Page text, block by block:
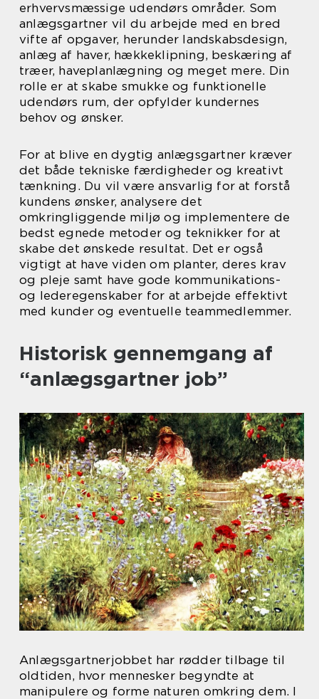
erhvervsmæssige udendørs områder. Som
anlægsgartner vil du arbejde med en bred
vifte af opgaver, herunder landskabsdesign,
anlæg af haver, hækkeklipning, beskæring af
træer, haveplanlægning og meget mere. Din
rolle er at skabe smukke og funktionelle
udendørs rum, der opfylder kundernes
behov og ønsker.
For at blive en dygtig anlægsgartner kræver
det både tekniske færdigheder og kreativt
tænkning. Du vil være ansvarlig for at forstå
kundens ønsker, analysere det
omkringliggende miljø og implementere de
bedst egnede metoder og teknikker for at
skabe det ønskede resultat. Det er også
vigtigt at have viden om planter, deres krav
og pleje samt have gode kommunikations-
og lederegenskaber for at arbejde effektivt
med kunder og eventuelle teammedlemmer.
Historisk gennemgang af
“anlægsgartner job”
Anlægsgartnerjobbet har rødder tilbage til
oldtiden, hvor mennesker begyndte at
manipulere og forme naturen omkring dem. I